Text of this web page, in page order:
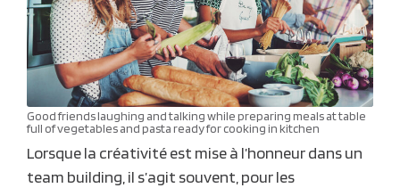
Good friends laughing and talking while preparing meals at table
full of vegetables and pasta ready for cooking in kitchen
Lorsque la créativité est mise à l’honneur dans un
team building, il s’agit souvent, pour les